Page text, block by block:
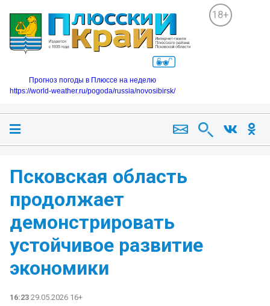
18+
Прогноз погоды в Плюссе на неделю
https://world-weather.ru/pogoda/russia/novosibirsk/
Псковская область
продолжает
демонстрировать
устойчивое развитие
экономики
16:23 29.05.2026 16+